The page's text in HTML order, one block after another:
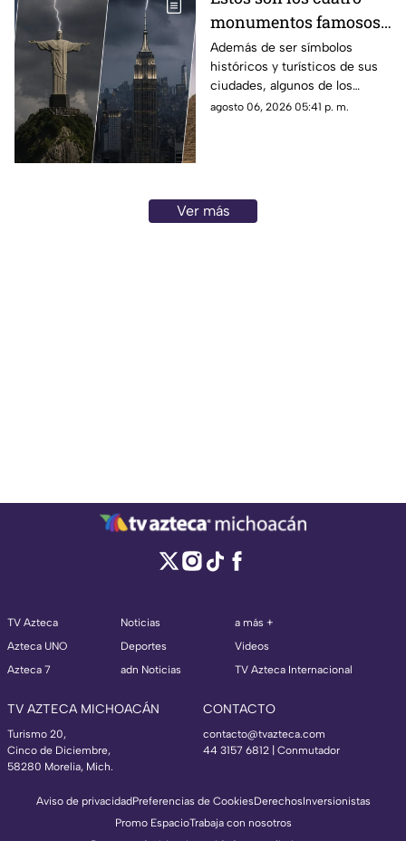
monumentos famosos
del mundo que también
funcionan como
pararrayos
Además de ser símbolos
históricos y turísticos de sus
ciudades, algunos de los
monumentos más famosos del
durante las tormentas.
agosto 06, 2026 05:41 p. m.
Ver más
TV Azteca
Azteca UNO
Azteca 7
Noticias
Deportes
adn Noticias
a más +
Videos
TV Azteca Internacional
TV AZTECA MICHOACÁN
Turismo 20,
Cinco de Diciembre,
58280 Morelia, Mich.
CONTACTO
contacto@tvazteca.com
44 3157 6812 | Conmutador
Aviso de privacidadPreferencias de CookiesDerechosInversionistas
Promo EspacioTrabaja con nosotros